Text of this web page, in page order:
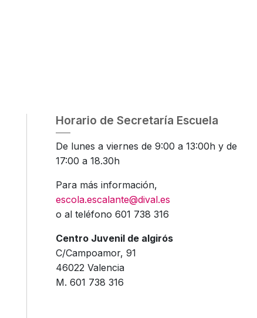
Horario de Secretaría Escuela
De lunes a viernes de 9:00 a 13:00h y de
17:00 a 18.30h
Para más información,
escola.escalante@dival.es
o al teléfono 601 738 316
Centro Juvenil de algirós
C/Campoamor, 91
46022 Valencia
M. 601 738 316